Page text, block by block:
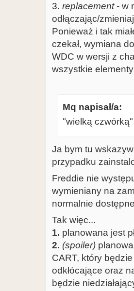
3. replacement- w
odłączając/
Ponieważ i tak
czekał, wymiana
WDC w wersji z
wszystkie elementy
Mq napisał/a:
"wielką
Ja bym tu
przypadku
Freddie nie
wymieniany na
normalnie
Tak więc...
1. planowana jest
2. (spoiler)
CART, który
odkłócające oraz
będzie